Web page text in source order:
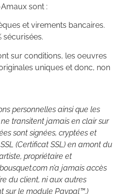
sont :
et virements bancaires.
sécurisées.
sur conditions, les oeuvres
uniques et donc, non
personnelles ainsi que les
transitent jamais en clair sur
sont signées, cryptées et
(Certificat SSL) en amont du
propriétaire et
n’a jamais accès
du client, ni aux autres
sur le module Paypal™.)